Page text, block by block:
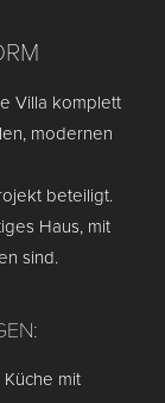
Villa komplett
modernen
beteiligt.
Haus, mit
sind.
mit